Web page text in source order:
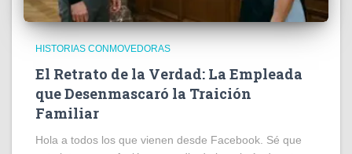
HISTORIAS CONMOVEDORAS
El Retrato de la Verdad: La Empleada
que Desenmascaró la Traición
Familiar
Hola a todos los que vienen desde Facebook. Sé que